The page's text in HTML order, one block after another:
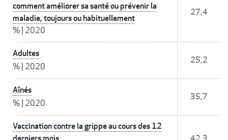
comment améliorer sa santé ou prévenir la
maladie, toujours ou habituellement
% 2020
27,4
Adultes
% 2020
25,2
Aînés
% 2020
35,7
Vaccination contre la grippe au cours des 12